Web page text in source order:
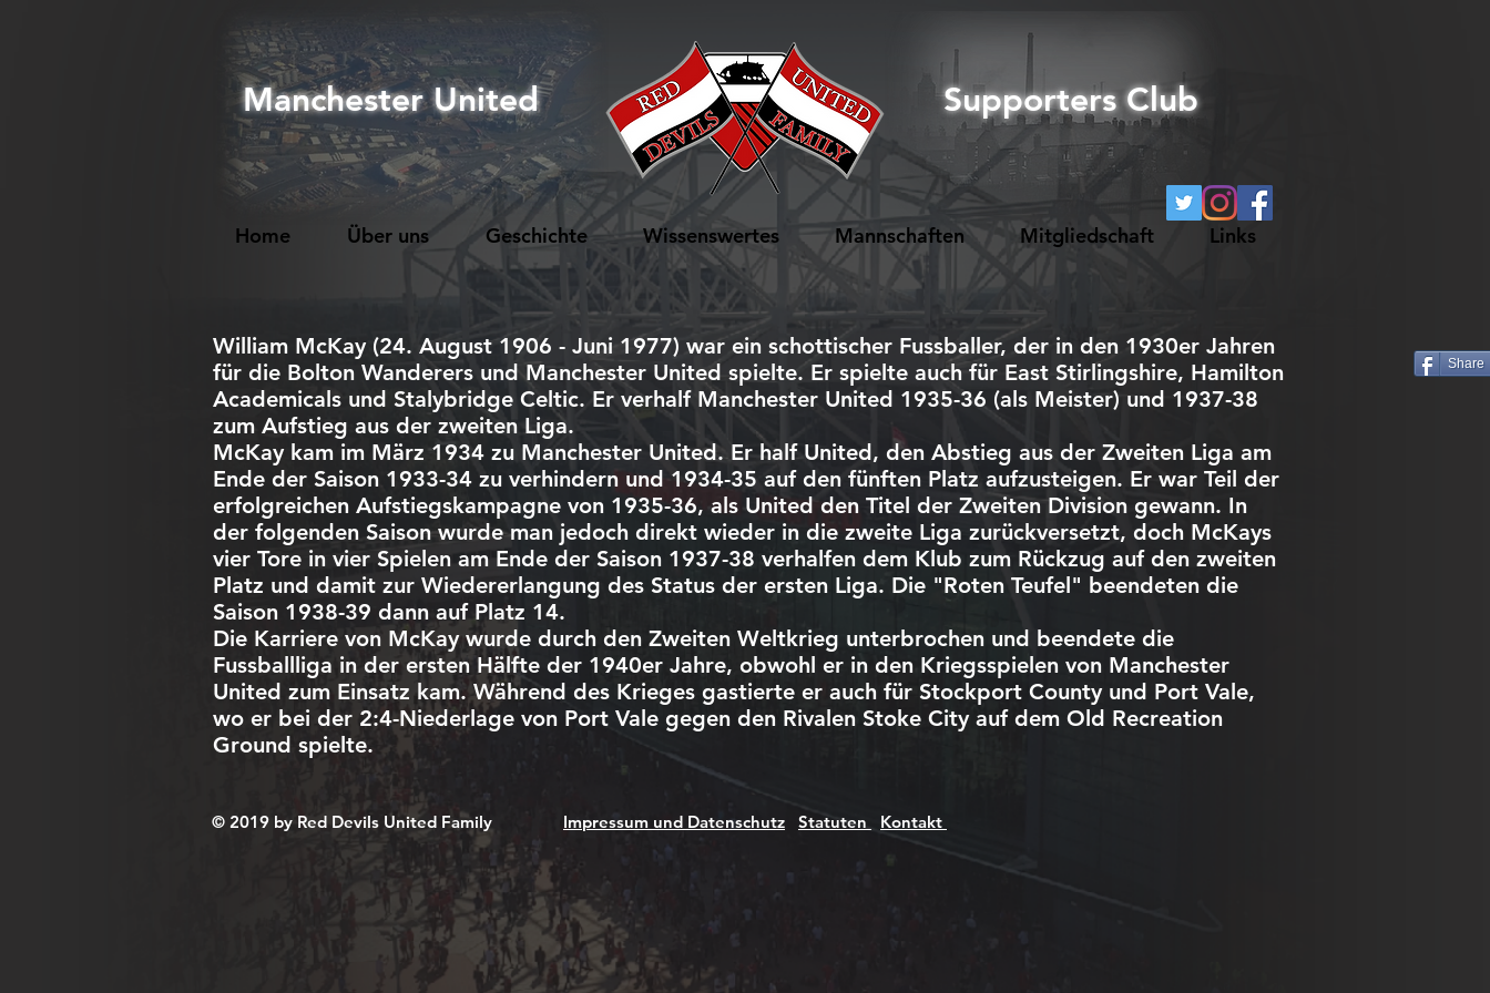
Manchester United Supporters Club
Home Über uns Geschichte Wissenswertes Mannschaften Mitgliedschaft Links
William McKay (24. August 1906 - Juni 1977) war ein schottischer Fussballer, der in den 1930er Jahren
für die Bolton Wanderers und Manchester United spielte. Er spielte auch für East Stirlingshire, Hamilton
Academicals und Stalybridge Celtic. Er verhalf Manchester United 1935-36 (als Meister) und 1937-38
zum Aufstieg aus der zweiten Liga.
McKay kam im März 1934 zu Manchester United. Er half United, den Abstieg aus der Zweiten Liga am
Ende der Saison 1933-34 zu verhindern und 1934-35 auf den fünften Platz aufzusteigen. Er war Teil der
erfolgreichen Aufstiegskampagne von 1935-36, als United den Titel der Zweiten Division gewann. In
der folgenden Saison wurde man jedoch direkt wieder in die zweite Liga zurückversetzt, doch McKays
vier Tore in vier Spielen am Ende der Saison 1937-38 verhalfen dem Klub zum Rückzug auf den zweiten
Platz und damit zur Wiedererlangung des Status der ersten Liga. Die "Roten Teufel" beendeten die
Saison 1938-39 dann auf Platz 14.
Die Karriere von McKay wurde durch den Zweiten Weltkrieg unterbrochen und beendete die
Fussballliga in der ersten Hälfte der 1940er Jahre, obwohl er in den Kriegsspielen von Manchester
United zum Einsatz kam. Während des Krieges gastierte er auch für Stockport County und Port Vale,
wo er bei der 2:4-Niederlage von Port Vale gegen den Rivalen Stoke City auf dem Old Recreation
Ground spielte.
Share
© 2019 by Red​ Devils United Family Impressum und Datenschutz Statuten Kontakt